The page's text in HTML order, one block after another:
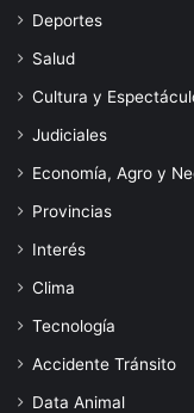
Deportes
Salud
Cultura y
Judiciales
Economía, Agro y
Provincias
Interés
Clima
Tecnología
Accidente Tránsito
Data Animal